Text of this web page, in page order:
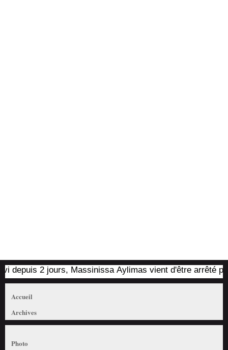
2 jours, Massinissa Aylimas vient d'être arrêté par les
Accueil
Archives
Photo